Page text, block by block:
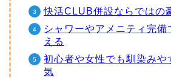
快活CLUB併設ならではの
シャワーやアメニティ完備
える
初心者や女性でも馴染みや
気